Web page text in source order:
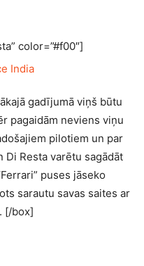
color=”#f00″]
gadījumā viņš būtu
pagaidām neviens viņu
pilotiem un par
Di Resta varētu sagādāt
puses jāseko
sarautu savas saites ar
[/box]